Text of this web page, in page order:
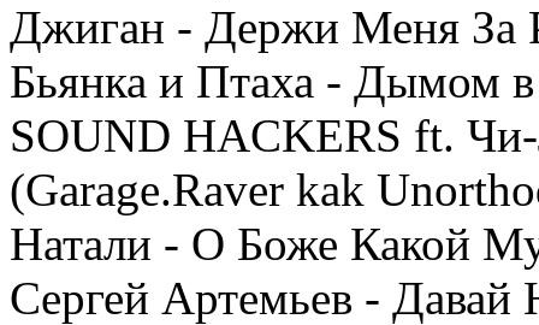
Джиган - Держи Меня За
Бьянка и Птаха - Дымом в
SOUND HACKERS ft.
(Garage.Raver kak
Натали - О Боже Какой
Сергей Артемьев - Давай